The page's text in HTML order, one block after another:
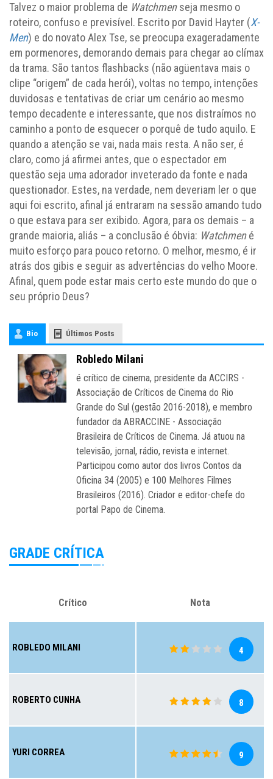
Talvez o maior problema de Watchmenseja mesmo o
roteiro, confuso e previsível. Escrito por David Hayter (X-
Men) e do novato Alex Tse, se preocupa exageradamente
em pormenores, demorando demais para chegar ao clímax
da trama. São tantos flashbacks (não agüentava mais o
clipe “origem” de cada herói), voltas no tempo, intenções
duvidosas e tentativas de criar um cenário ao mesmo
tempo decadente e interessante, que nos distraímos no
caminho a ponto de esquecer o porquê de tudo aquilo. E
quando a atenção se vai, nada mais resta. A não ser, é
claro, como já afirmei antes, que o espectador em
questão seja uma adorador inveterado da fonte e nada
questionador. Estes, na verdade, nem deveriam ler o que
aqui foi escrito, afinal já entraram na sessão amando tudo
o que estava para ser exibido. Agora, para os demais – a
grande maioria, aliás – a conclusão é óbvia: Watchmené
muito esforço para pouco retorno. O melhor, mesmo, é ir
atrás dos gibis e seguir as advertências do velho Moore.
Afinal, quem pode estar mais certo este mundo do que o
seu próprio Deus?
Bio Últimos Posts
Robledo Milani
é crítico de cinema, presidente da ACCIRS -
Associação de Críticos de Cinema do Rio
Grande do Sul (gestão 2016-2018), e membro
fundador da ABRACCINE - Associação
Brasileira de Críticos de Cinema. Já atuou na
televisão, jornal, rádio, revista e internet.
Participou como autor dos livros Contos da
Oficina 34 (2005) e 100 Melhores Filmes
Brasileiros (2016). Criador e editor-chefe do
portal Papo de Cinema.
GRADE CRÍTICA
Crítico Nota
ROBLEDO MILANI 4
ROBERTO CUNHA 8
YURI CORREA 9